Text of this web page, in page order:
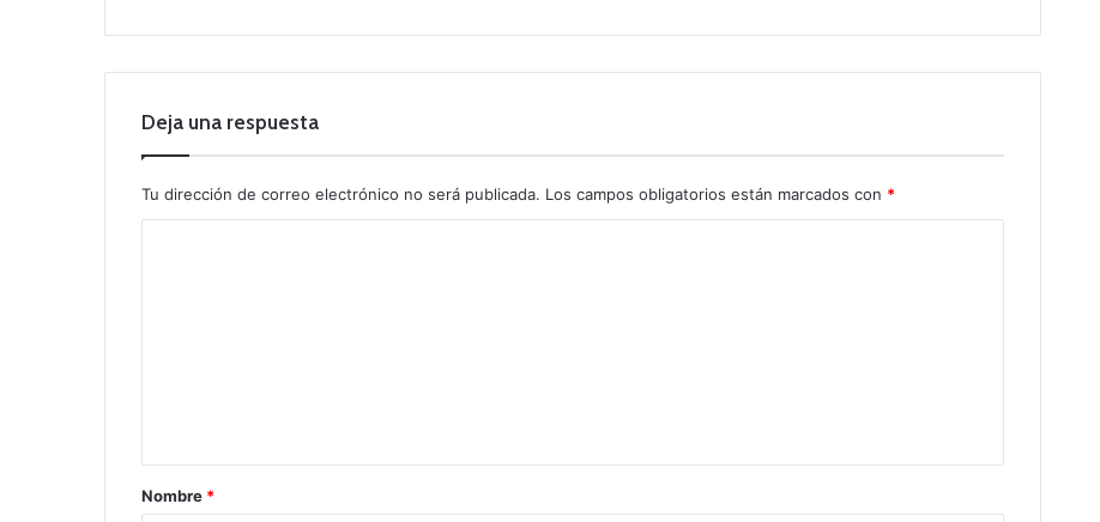
Deja una respuesta
Tu dirección de correo electrónico no será publicada. Los campos obligatorios están marcados con *
r
Nombre *